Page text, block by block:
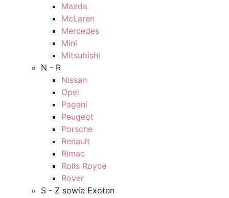
Mazda
McLaren
Mercedes
Mini
Mitsubishi
N - R
Nissan
Opel
Pagani
Peugeot
Porsche
Renault
Rimac
Rolls Royce
Rover
S - Z sowie Exoten